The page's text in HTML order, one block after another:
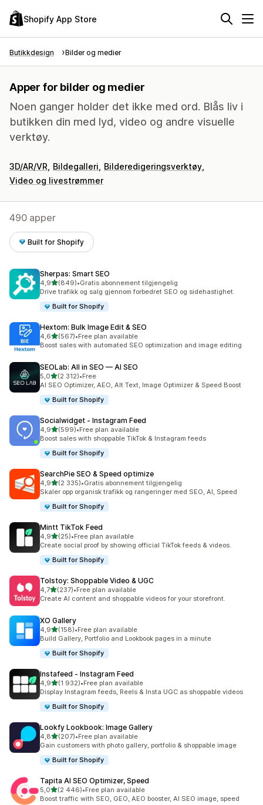
Shopify App Store
Butikkdesign Bilder og medier
Apper for bilder og medier
Noen ganger holder det ikke med ord. Blås liv i
butikken din med lyd, video og andre visuelle
verktøy.
3D/AR/VR Bildegalleri
Bilderedigeringsverktøy
Video og livestrømmer
490 apper
Built for Shopify
Sherpas: Smart SEO
4,9av 5 stjerner
(849)
Totalt 849 omtaler
•Gratis abonnement tilgjengelig
Drive trafikk og salg gjennom forbedret SEO og sidehastighet.
Built for Shopify
Hextom: Bulk Image Edit & SEO
4,6av 5 stjerner
(567)
Totalt 567 omtaler
•Free plan available
Boost sales with automated SEO optimization and image editing
SEOLab: All in SEO — AI SEO
5,0av 5 stjerner
(2 312)
Totalt 2312 omtaler
•Free
AI SEO Optimizer, AEO, Alt Text, Image Optimizer & Speed Boost
Built for Shopify
Socialwidget ‑ Instagram Feed
4,9av 5 stjerner
(599)
Totalt 599 omtaler
•Free plan available
Boost sales with shoppable TikTok & Instagram feeds
Built for Shopify
SearchPie SEO & Speed optimize
4,9av 5 stjerner
(2 335)
Totalt 2335 omtaler
•Gratis abonnement tilgjengelig
Skaler opp organisk trafikk og rangeringer med SEO, AI, Speed
Built for Shopify
Mintt TikTok Feed
4,9av 5 stjerner
(25)
Totalt 25 omtaler
•Free plan available
Create social proof by showing official TikTok feeds & videos.
Built for Shopify
Tolstoy: Shoppable Video & UGC
4,7av 5 stjerner
(237)
Totalt 237 omtaler
•Free plan available
Create AI content and shoppable videos for your storefront.
XO Gallery
4,9av 5 stjerner
(158)
Totalt 158 omtaler
•Free plan available
Build Gallery, Portfolio and Lookbook pages in a minute
Built for Shopify
Instafeed ‑ Instagram Feed
4,9av 5 stjerner
(1 932)
Totalt 1932 omtaler
•Free plan available
Display Instagram feeds, Reels & Insta UGC as shoppable videos
Built for Shopify
Lookfy Lookbook: Image Gallery
4,8av 5 stjerner
(207)
Totalt 207 omtaler
•Free plan available
Gain customers with photo gallery, portfolio & shoppable image
Built for Shopify
Tapita AI SEO Optimizer, Speed
5,0av 5 stjerner
(2 446)
Totalt 2446 omtaler
•Free plan available
Boost traffic with SEO, GEO, AEO booster, AI SEO image, speed